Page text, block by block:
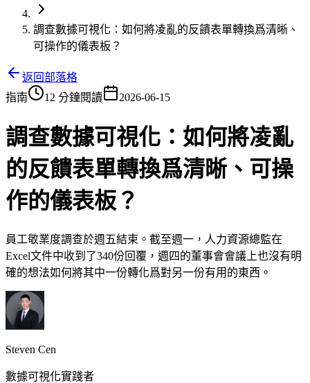
調查數據可視化：如何將凌亂的反饋表單轉換爲清晰、
可操作的儀表板？
返回部落格
指南
12 分鐘閱讀 2026-06-15
調查數據可視化：如何將凌亂
的反饋表單轉換爲清晰、可操
作的儀表板？
員工敬業度調查於週五結束。截至週一，人力資源總監在
Excel文件中收到了340份回覆，週四的董事會會議上也沒有明
確的想法如何將其中一份轉化爲對另一份有用的東西。
Steven Cen
數據可視化實踐者